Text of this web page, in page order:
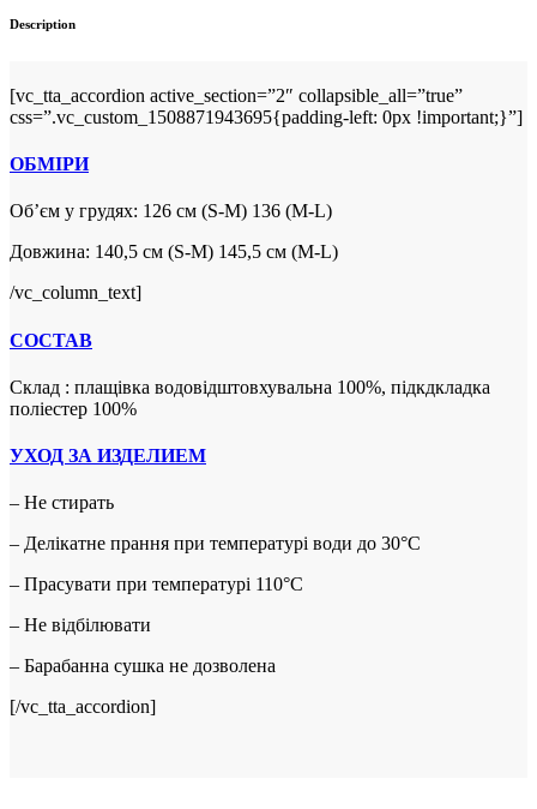
ТКАНИНИ
Description
[vc_tta_accordion active_section=”2″ collapsible_all=”true”
css=”.vc_custom_1508871943695{padding-left: 0px !important;}”]
ОБМІРИ
Об’єм у грудях: 126 см (S-M) 136 (M-L)
Довжина: 140,5 см (S-M) 145,5 см (M-L)
/vc_column_text]
СОСТАВ
Склад : плащівка водовідштовхувальна 100%, підкдкладка
поліестер 100%
УХОД ЗА ИЗДЕЛИЕМ
– Не стирать
– Делікатне прання при температурі води до 30°C
– Прасувати при температурі 110°C
– Не відбілювати
– Барабанна сушка не дозволена
[/vc_tta_accordion]